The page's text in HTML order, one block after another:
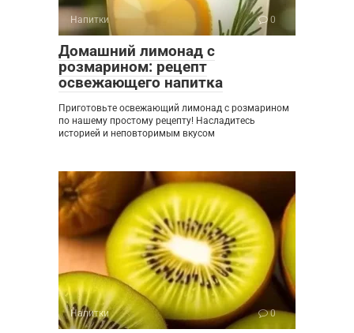
Напитки 0
Домашний лимонад с
розмарином: рецепт
освежающего напитка
Приготовьте освежающий лимонад с розмарином
по нашему простому рецепту! Насладитесь
историей и неповторимым вкусом
Напитки 0